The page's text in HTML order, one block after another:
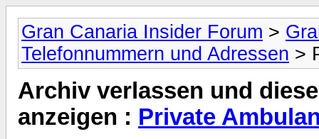
Gran Canaria Insider Forum >
Telefonnummern und Adressen >
Archiv verlassen und
anzeigen : Private